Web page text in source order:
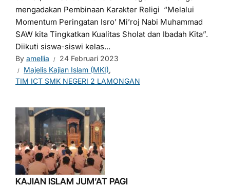
mengadakan Pembinaan Karakter Religi “Melalui
Momentum Peringatan Isro’ Mi’roj Nabi Muhammad
SAW kita Tingkatkan Kualitas Sholat dan Ibadah Kita”.
Diikuti siswa-siswi kelas...
By amellia
24 Februari 2023
Majelis Kajian Islam (MKI),
TIM ICT SMK NEGERI 2 LAMONGAN
KAJIAN ISLAM JUM’AT PAGI